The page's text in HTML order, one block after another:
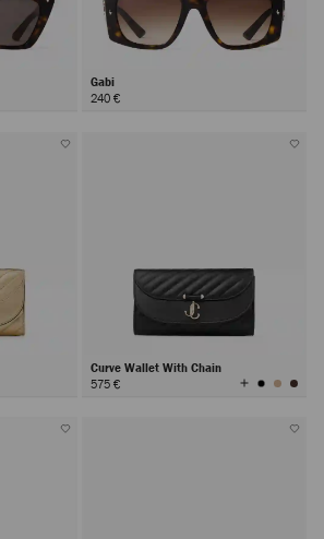
Gabi
240 €
Curve Wallet With Chain
575 €
Visualizza
tutti